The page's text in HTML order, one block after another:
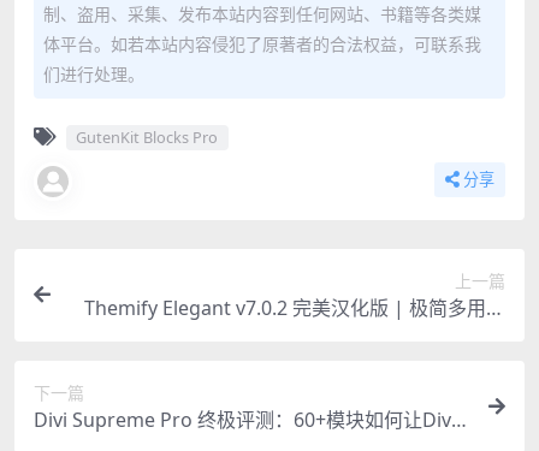
制、盗用、采集、发布本站内容到任何网站、书籍等各类媒
体平台。如若本站内容侵犯了原著者的合法权益，可联系我
们进行处理。
GutenKit Blocks Pro
分享
上一篇
Themify Elegant v7.0.2 完美汉化版 | 极简多用途
下一篇
Divi Supreme Pro 终极评测：60+模块如何让Divi